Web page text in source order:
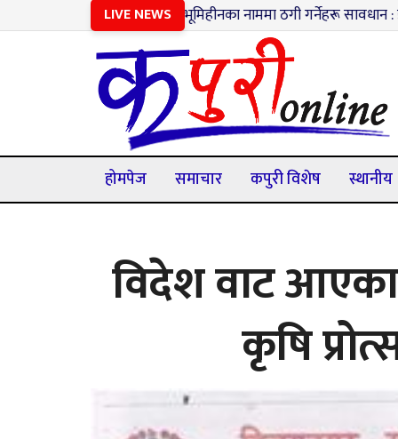
LIVE NEWS
भूमिहीनका नाममा ठगी गर्नेहरू सावधान : झुटा विवरण
होमपेज समाचार कपुरी विशेष स्थानीय
विदेश वाट
कृषि